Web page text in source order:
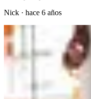
Nick · hace 6 años